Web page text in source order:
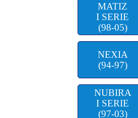
MATIZ
I SERIE
(98-05)
NEXIA
(94-97)
NUBIRA
I SERIE
(97-03)